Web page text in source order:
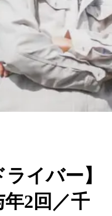
イバー】
2回／千